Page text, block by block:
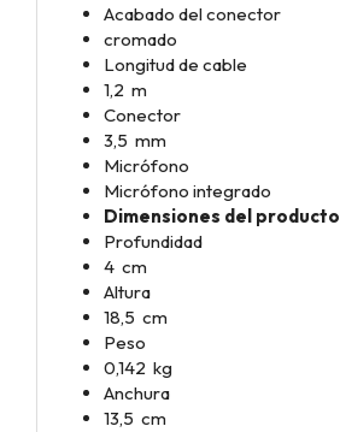
Acabado del conector
cromado
Longitud de cable
1,2 m
Conector
3,5 mm
Micrófono
Micrófono integrado
Dimensiones del producto
Profundidad
4 cm
Altura
18,5 cm
Peso
0,142 kg
Anchura
13,5 cm